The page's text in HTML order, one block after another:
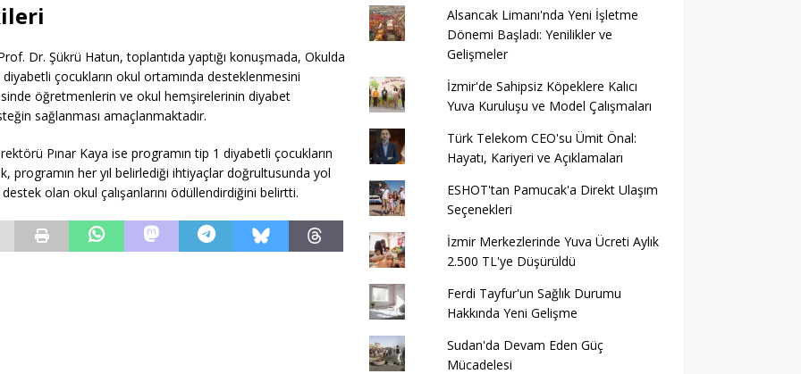
Dr. Şükrü Hatun, toplantıda yaptığı konuşmada, Okulda
diyabetli çocukların okul ortamında desteklenmesini
öğretmenlerin ve okul hemşirelerinin diyabet
sağlanması amaçlanmaktadır.
Pınar Kaya ise programın tip 1 diyabetli çocukların
programın her yıl belirlediği ihtiyaçlar doğrultusunda yol
olan okul çalışanlarını ödüllendirdiğini belirtti.
Alsancak Limanı'nda Yeni İşletme
Dönemi Başladı: Yenilikler ve
Gelişmeler
İzmir'de Sahipsiz Köpeklere Kalıcı
Yuva Kuruluşu ve Model Çalışmaları
Türk Telekom CEO'su Ümit Önal:
Hayatı, Kariyeri ve Açıklamaları
ESHOT'tan Pamucak'a Direkt Ulaşım
Seçenekleri
İzmir Merkezlerinde Yuva Ücreti Aylık
2.500 TL'ye Düşürüldü
Ferdi Tayfur'un Sağlık Durumu
Hakkında Yeni Gelişme
Sudan'da Devam Eden Güç
Mücadelesi